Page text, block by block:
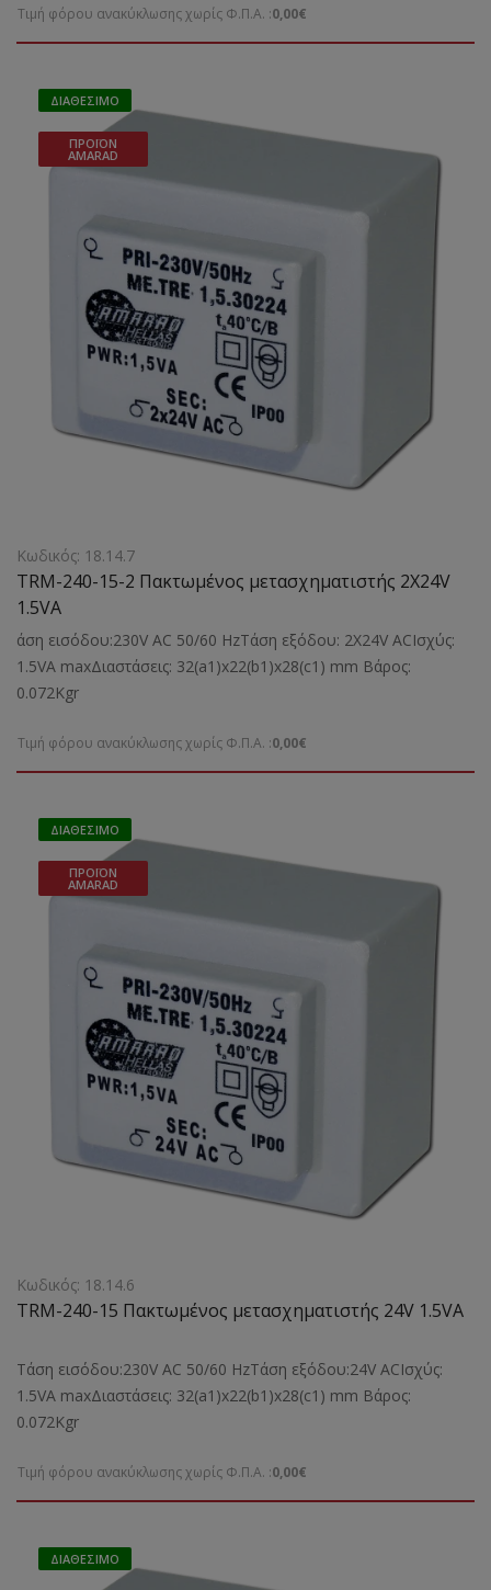
Τιμή φόρου ανακύκλωσης χωρίς Φ.Π.Α. :0,00€
ΔΙΑΘΈΣΙΜΟ
ΠΡΟΪΌΝ
AMARAD
Κωδικός: 18.14.7
TRM-240-15-2 Πακτωμένος μετασχηματιστής 2X24V
1.5VA
άση εισόδου:230V AC 50/60 HzΤάση εξόδου: 2X24V ACΙσχύς:
1.5VA maxΔιαστάσεις: 32(a1)x22(b1)x28(c1) mm Bάρος:
0.072Kgr
Τιμή φόρου ανακύκλωσης χωρίς Φ.Π.Α. :0,00€
ΔΙΑΘΈΣΙΜΟ
ΠΡΟΪΌΝ
AMARAD
Κωδικός: 18.14.6
TRM-240-15 Πακτωμένος μετασχηματιστής 24V 1.5VA
Τάση εισόδου:230V AC 50/60 HzΤάση εξόδου:24V ACΙσχύς:
1.5VA maxΔιαστάσεις: 32(a1)x22(b1)x28(c1) mm Bάρος:
0.072Kgr
Τιμή φόρου ανακύκλωσης χωρίς Φ.Π.Α. :0,00€
ΔΙΑΘΈΣΙΜΟ